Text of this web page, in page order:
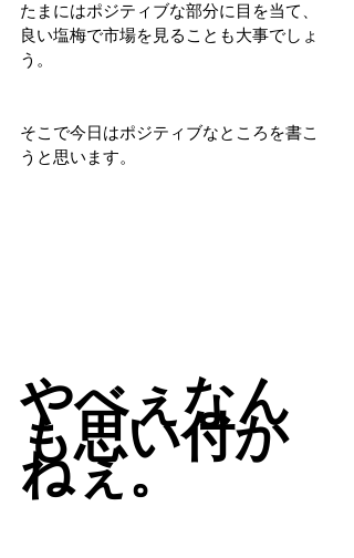
たまにはポジティブな部分に目を当て、
良い塩梅で市場を見ることも大事でしょ
う。
そこで今日はポジティブなところを書こ
うと思います。
やべぇなん
も思い付か
ねぇ。